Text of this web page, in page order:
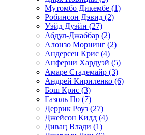
Мутомбо Дикембе (1)
Робинсон Дэвид (2)
Уэйд Дуэйн (27)
Абдул-Джаббар (2)
Алонзо Морнинг (2)
Андерсен Крис (4)
Анферни Xардуэй (5)
Амаре Стадемайр (3)
Андрей Кириленко (6)
Бош Крис (3)
Газоль По (7)
Деррик Роуз (27)
Джейсон Кидд (4)
Дивац Влади (1)